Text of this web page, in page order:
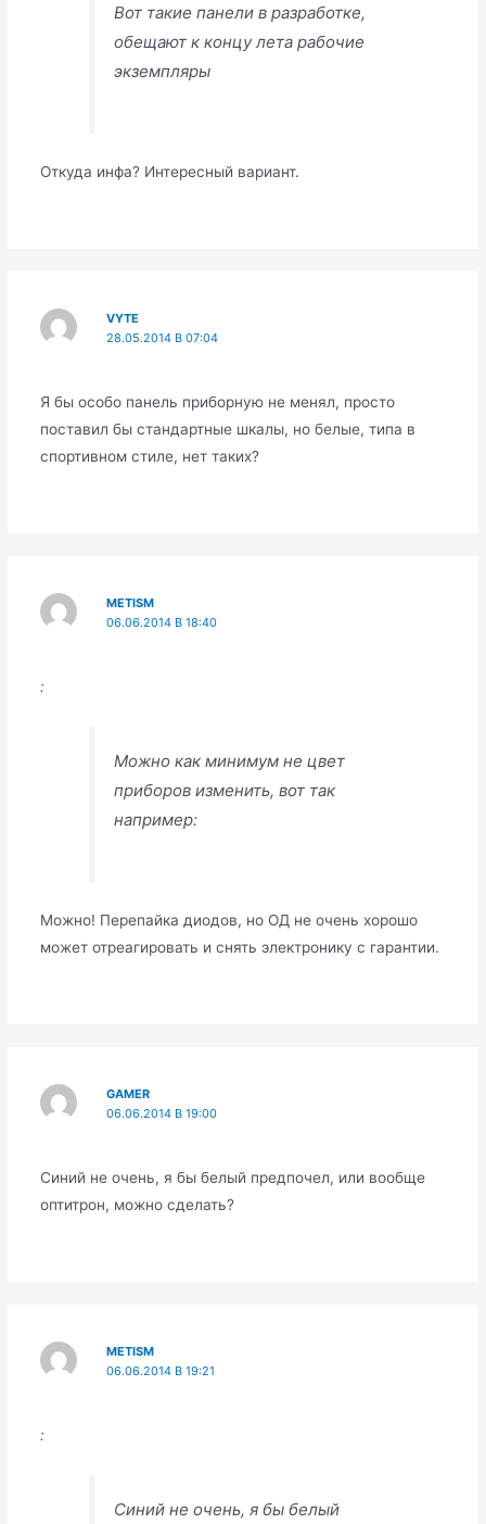
Вот такие панели в разработке,
обещают к концу лета рабочие
экземпляры
Откуда инфа? Интересный вариант.
VYTE
28.05.2014 В 07:04
Я бы особо панель приборную не менял, просто
поставил бы стандартные шкалы, но белые, типа в
спортивном стиле, нет таких?
METISM
06.06.2014 В 18:40
:
Можно как минимум не цвет
приборов изменить, вот так
например:
Можно! Перепайка диодов, но ОД не очень хорошо
может отреагировать и снять электронику с гарантии.
GAMER
06.06.2014 В 19:00
Синий не очень, я бы белый предпочел, или вообще
оптитрон, можно сделать?
METISM
06.06.2014 В 19:21
:
Синий не очень, я бы белый